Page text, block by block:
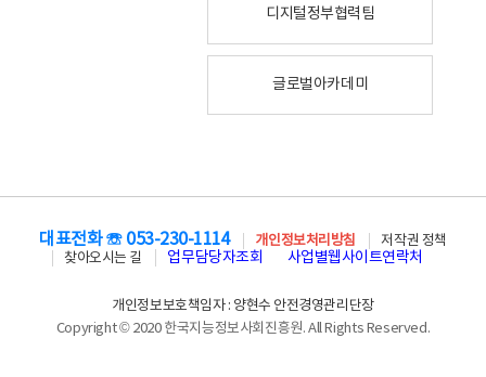
디지털정부협력팀
글로벌아카데미
대표전화 ☏ 053-230-1114 개인정보처리방침
저작권 정책
찾아오시는 길
업무담당자조회 사업별웹사이트연락처
개인정보보호책임자 : 양현수 안전경영관리단장
Copyright © 2020 한국지능정보사회진흥원. All Rights Reserved.